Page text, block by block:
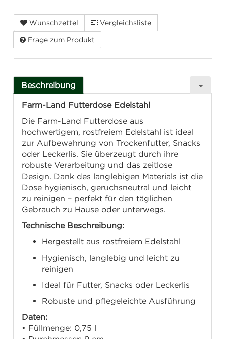
Wunschzettel Vergleichsliste
Frage zum Produkt
Beschreibung
Farm-Land Futterdose Edelstahl
Die Farm-Land Futterdose aus
hochwertigem, rostfreiem Edelstahl ist ideal
zur Aufbewahrung von Trockenfutter, Snacks
oder Leckerlis. Sie überzeugt durch ihre
robuste Verarbeitung und das zeitlose
Design. Dank des langlebigen Materials ist die
Dose hygienisch, geruchsneutral und leicht
zu reinigen – perfekt für den täglichen
Gebrauch zu Hause oder unterwegs.
Technische Beschreibung:
Hergestellt aus rostfreiem Edelstahl
Hygienisch, langlebig und leicht zu
reinigen
Ideal für Futter, Snacks oder Leckerlis
Robuste und pflegeleichte Ausführung
Daten:
• Füllmenge: 0,75 l